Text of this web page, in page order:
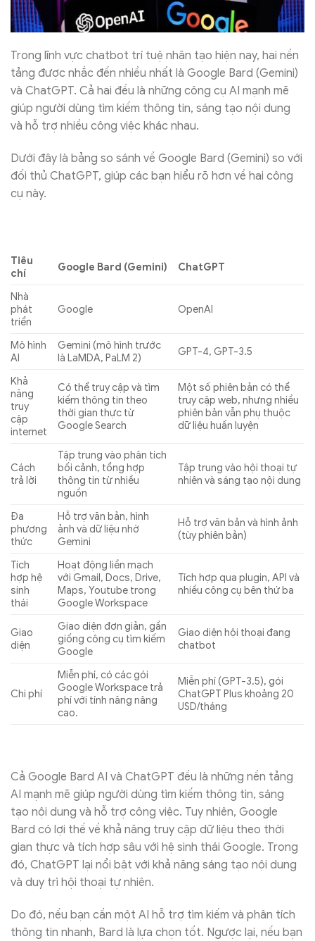
Trong lĩnh vực chatbot trí tuệ nhân tạo hiện nay, hai nền
tảng được nhắc đến nhiều nhất là Google Bard (Gemini)
và ChatGPT. Cả hai đều là những công cụ AI mạnh mẽ
giúp người dùng tìm kiếm thông tin, sáng tạo nội dung
và hỗ trợ nhiều công việc khác nhau.
Dưới đây là bảng so sánh về Google Bard (Gemini) so với
đối thủ ChatGPT, giúp các bạn hiểu rõ hơn về hai công
cụ này.
Tiêu
chí
Google Bard (Gemini) ChatGPT
Nhà
phát
triển
Google OpenAI
Mô hình
AI
Gemini (mô hình trước
là LaMDA, PaLM 2)
GPT-4, GPT-3.5
Khả
năng
truy
cập
internet
Có thể truy cập và tìm
kiếm thông tin theo
thời gian thực từ
Google Search
Một số phiên bản có thể
truy cập web, nhưng nhiều
phiên bản vẫn phụ thuộc
dữ liệu huấn luyện
Cách
trả lời
Tập trung vào phân tích
bối cảnh, tổng hợp
thông tin từ nhiều
nguồn
Tập trung vào hội thoại tự
nhiên và sáng tạo nội dung
Đa
phương
thức
Hỗ trợ văn bản, hình
ảnh và dữ liệu nhờ
Gemini
Hỗ trợ văn bản và hình ảnh
(tùy phiên bản)
Tích
hợp hệ
sinh
thái
Hoạt động liền mạch
với Gmail, Docs, Drive,
Maps, Youtube trong
Google Workspace
Tích hợp qua plugin, API và
nhiều công cụ bên thứ ba
Giao
diện
Giao diện đơn giản, gần
giống công cụ tìm kiếm
Google
Giao diện hội thoại đang
chatbot
Chi phí
Miễn phí, có các gói
Google Workspace trả
phí với tính năng nâng
cao.
Miễn phí (GPT-3.5), gói
ChatGPT Plus khoảng 20
USD/tháng
Cả Google Bard AI và ChatGPT đều là những nền tảng
AI mạnh mẽ giúp người dùng tìm kiếm thông tin, sáng
tạo nội dung và hỗ trợ công việc. Tuy nhiên, Google
Bard có lợi thế về khả năng truy cập dữ liệu theo thời
gian thực và tích hợp sâu với hệ sinh thái Google. Trong
đó, ChatGPT lại nổi bật với khả năng sáng tạo nội dung
và duy trì hội thoại tự nhiên.
Do đó, nếu bạn cần một AI hỗ trợ tìm kiếm và phân tích
thông tin nhanh, Bard là lựa chọn tốt. Ngược lại, nếu bạn